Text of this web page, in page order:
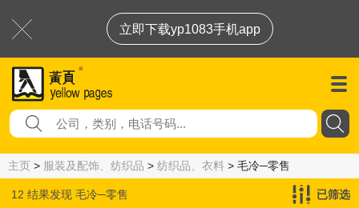
立即下载yp1083手机app
主页 > 服装及配饰、纺织品 > 纺织品、衣料 > 毛冷─零售
12 结果发现 毛冷─零售 已筛选